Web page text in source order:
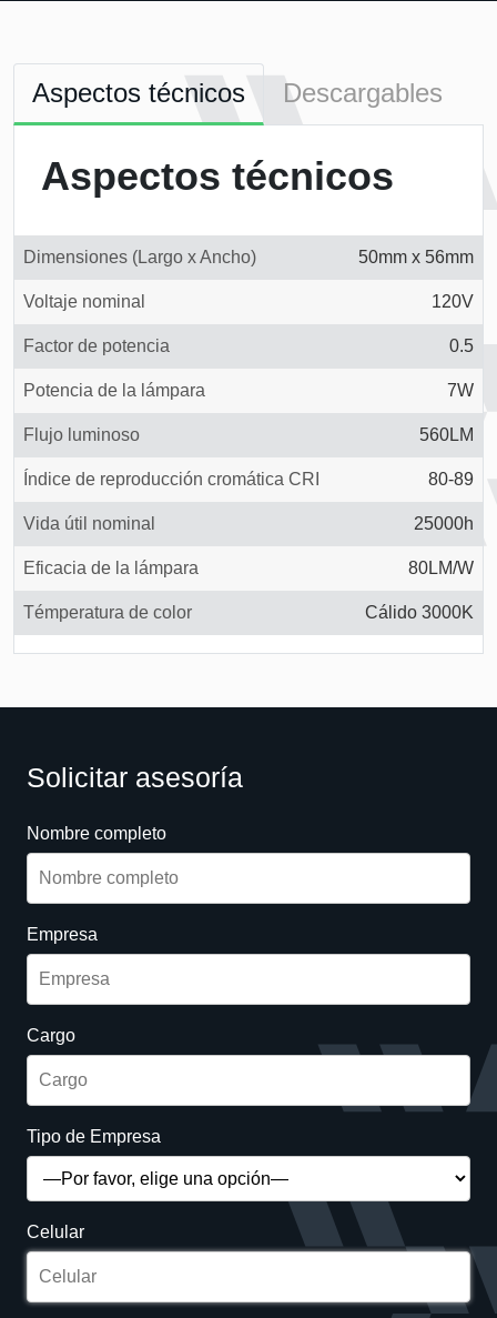
Aspectos técnicos Descargables
Aspectos técnicos
Dimensiones (Largo x Ancho) 50mm x 56mm
Voltaje nominal 120V
Factor de potencia 0.5
Potencia de la lámpara 7W
Flujo luminoso 560LM
Índice de reproducción cromática CRI 80-89
Vida útil nominal 25000h
Eficacia de la lámpara 80LM/W
Témperatura de color Cálido 3000K
Solicitar asesoría
Nombre completo
Empresa
Cargo
Tipo de Empresa
Celular